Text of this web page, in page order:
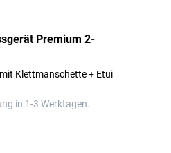
Premium 2-
Klettmanschette + Etui
in 1-3 Werktagen.